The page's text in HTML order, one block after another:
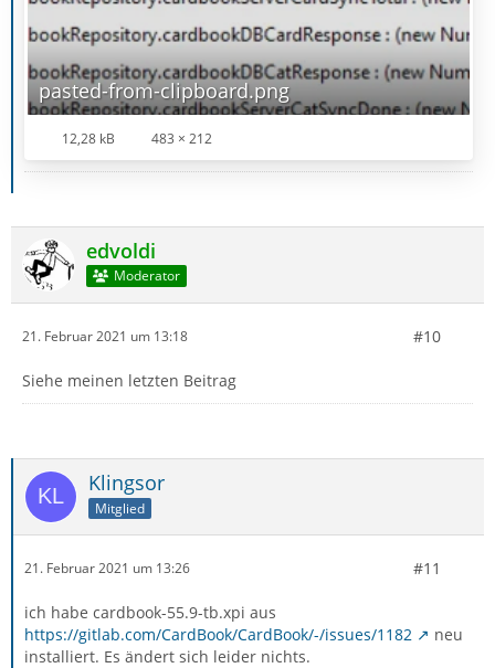
pasted-from-clipboard.png
12,28 kB 483 × 212
edvoldi
Moderator
21. Februar 2021 um 13:18 #10
Siehe meinen letzten Beitrag
Klingsor
Mitglied
21. Februar 2021 um 13:26 #11
ich habe cardbook-55.9-tb.xpi aus
https://gitlab.com/CardBook/CardBook/-/issues/1182
neu
installiert. Es ändert sich leider nichts.